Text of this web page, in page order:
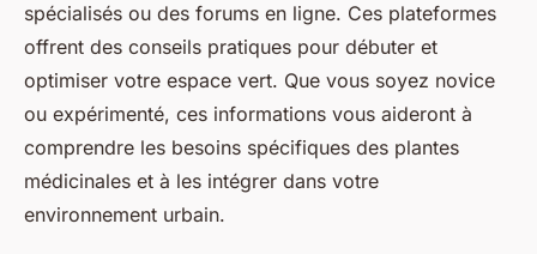
spécialisés ou des forums en ligne. Ces plateformes
offrent des conseils pratiques pour débuter et
optimiser votre espace vert. Que vous soyez novice
ou expérimenté, ces informations vous aideront à
comprendre les besoins spécifiques des plantes
médicinales et à les intégrer dans votre
environnement urbain.